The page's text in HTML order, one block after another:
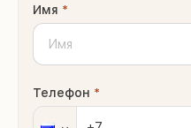
Имя *
Телефон *